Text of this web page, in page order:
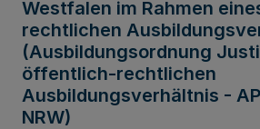
Westfalen im Rahmen
rechtlichen
(Ausbildungsordnung
öffentlich-rechtlichen
Ausbildungsverhältnis -
NRW)